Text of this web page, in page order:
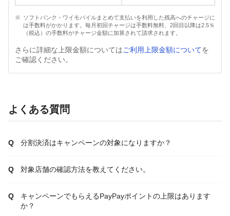
ソフトバンク・ワイモバイルまとめて支払いを利用した残高へのチャージに
は手数料がかかります。毎月初回チャージは手数料無料、2回目以降は2.5％
（税込）の手数料がチャージ金額に加算されて請求されます。
さらに詳細な上限金額についてはご利用上限金額についてを
ご確認ください。
よくある質問
分割決済はキャンペーンの対象になりますか？
対象店舗の確認方法を教えてください。
キャンペーンでもらえるPayPayポイントの上限はあります
か？